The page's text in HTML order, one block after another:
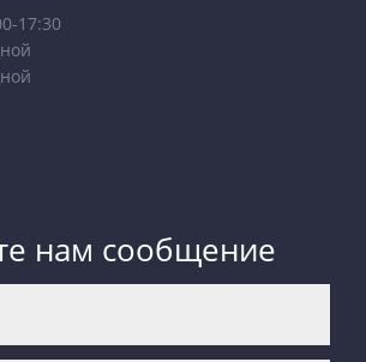
17:30
нам сообщение